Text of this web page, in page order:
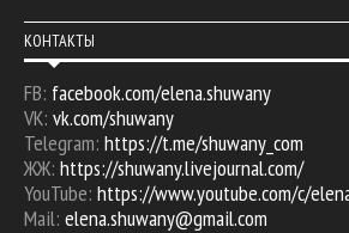
КОНТАКТЫ
FB: facebook.com/elena.shuwany
VK: vk.com/shuwany
Telegram: https://t.me/shuwany_com
ЖЖ: https://shuwany.livejournal.com/
YouTube: https://www.youtube.com/c/
Mail: elena.shuwany@gmail.com